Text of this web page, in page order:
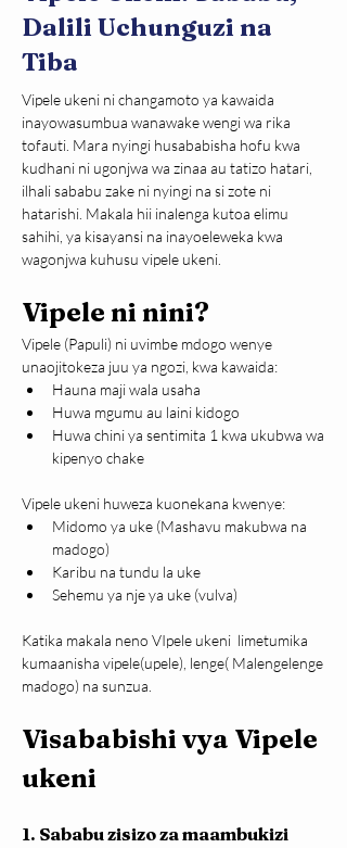
Dalili Uchunguzi na
Tiba
Vipele ukeni ni changamoto ya kawaida
inayowasumbua wanawake wengi wa rika
tofauti. Mara nyingi husababisha hofu kwa
kudhani ni ugonjwa wa zinaa au tatizo hatari,
ilhali sababu zake ni nyingi na si zote ni
hatarishi. Makala hii inalenga kutoa elimu
sahihi, ya kisayansi na inayoeleweka kwa
wagonjwa kuhusu vipele ukeni.
Vipele ni nini?
Vipele (Papuli) ni uvimbe mdogo wenye
unaojitokeza juu ya ngozi, kwa kawaida:
Hauna maji wala usaha
Huwa mgumu au laini kidogo
Huwa chini ya sentimita 1 kwa ukubwa wa
kipenyo chake
Vipele ukeni huweza kuonekana kwenye:
Midomo ya uke (Mashavu makubwa na
madogo)
Karibu na tundu la uke
Sehemu ya nje ya uke (vulva)
Katika makala neno VIpele ukeni  limetumika
kumaanisha vipele(upele), lenge( Malengelenge
madogo) na sunzua.
Visababishi vya Vipele
ukeni
1. Sababu zisizo za maambukizi